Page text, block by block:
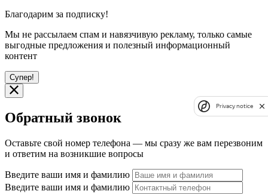
Благодарим за подписку!
Мы не рассылаем спам и навязчивую рекламу, только самые
выгодные предложения и полезный информационный
контент
Супер!
Обратный звонок
Оставьте свой номер телефона — мы сразу же вам перезвоним
и ответим на возникшие вопросы
Введите ваши имя и фамилию
Введите ваши имя и фамилию
Privacy notice